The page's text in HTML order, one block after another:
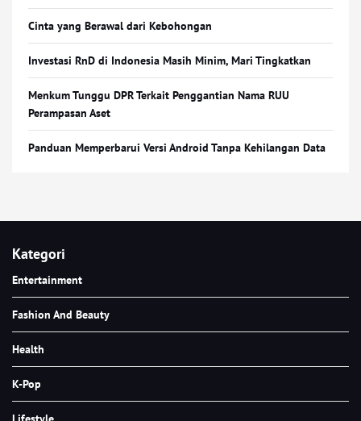
Cinta yang Berawal dari Kebohongan
Investasi RnD di Indonesia Masih Minim, Mari Tingkatkan
Menkum Tunggu DPR Terkait Penggantian Nama RUU
Perampasan Aset
Panduan Memperbarui Versi Android Tanpa Kehilangan Data
Kategori
Entertainment
Fashion And Beauty
Health
K-Pop